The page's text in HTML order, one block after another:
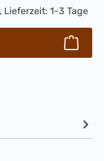
1-3 Tage